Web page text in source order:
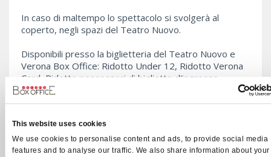
This website uses cookies
We use cookies to personalise content and ads, to provide social media
features and to analyse our traffic. We also share information about your
In caso di maltempo lo spettacolo si svolgerà al
coperto, negli spazi del Teatro Nuovo.
Disponibili presso la biglietteria del Teatro Nuovo e
Verona Box Office: Ridotto Under 12, Ridotto Verona
Card, Ridotto possessori di biglietto d'ingresso
Palazzo Maffei ed Estate Teatrale Veronese.
Ridotto Ippogrifo Guide, Ridotto Abbonati Teatro
Nuovo, Ridotto Scuola Teatro, Ridotto ESU, Ridotto
CRAL e aziende convenzionate.